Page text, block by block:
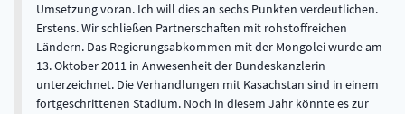
Umsetzung voran. Ich will dies an sechs Punkten verdeutlichen.
Erstens. Wir schließen Partnerschaften mit rohstoffreichen
Ländern. Das Regierungsabkommen mit der Mongolei wurde am
13. Oktober 2011 in Anwesenheit der Bundeskanzlerin
unterzeichnet. Die Verhandlungen mit Kasachstan sind in einem
fortgeschrittenen Stadium. Noch in diesem Jahr könnte es zur